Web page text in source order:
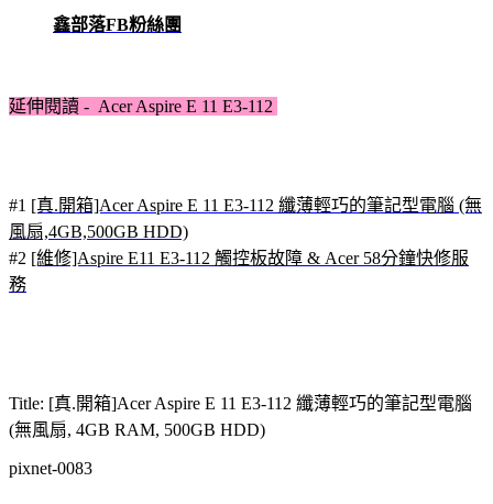
鑫部落FB粉絲團
延伸閱讀 - Acer Aspire E 11 E3-112
#1 [真.開箱]Acer Aspire E 11 E3-112 纖薄輕巧的筆記型電腦 (無
風扇,4GB,500GB HDD)
#2 [維修]Aspire E11 E3-112 觸控板故障 & Acer 58分鐘快修服
務
Title: [真.開箱]Acer Aspire E 11 E3-112 纖薄輕巧的筆記型電腦
(無風扇, 4GB RAM, 500GB HDD)
pixnet-0083